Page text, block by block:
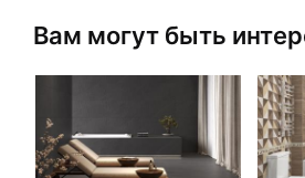
Вам могут быть